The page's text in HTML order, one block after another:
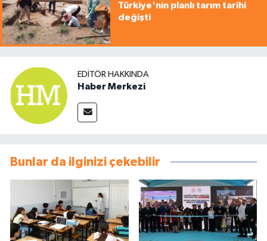
Türkiye'nin planlı tarım tarihi
değişti
EDITÖR HAKKINDA
Haber Merkezi
Bunlar da ilginizi çekebilir